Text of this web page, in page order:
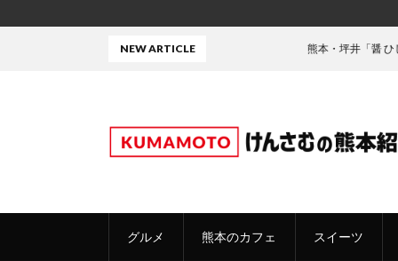
グルメ 熊本のカフェ スイーツ
NEW ARTICLE 熊本・坪井「醤 ひしお」の焼き